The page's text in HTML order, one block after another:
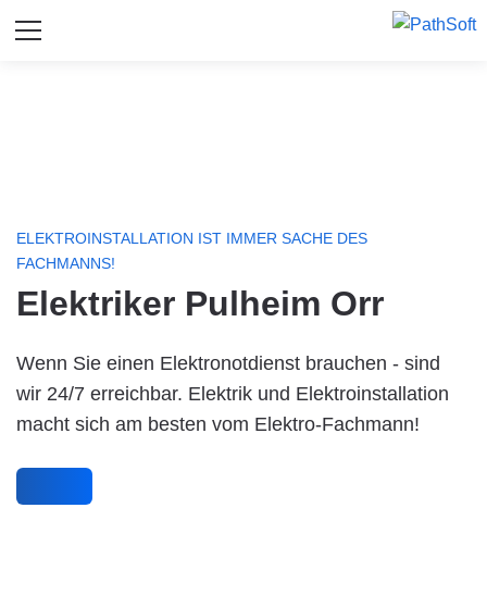
ELEKTROINSTALLATION IST IMMER SACHE DES
FACHMANNS!
Elektriker Pulheim Orr
Wenn Sie einen Elektronotdienst brauchen - sind
wir 24/7 erreichbar. Elektrik und Elektroinstallation
macht sich am besten vom Elektro-Fachmann!